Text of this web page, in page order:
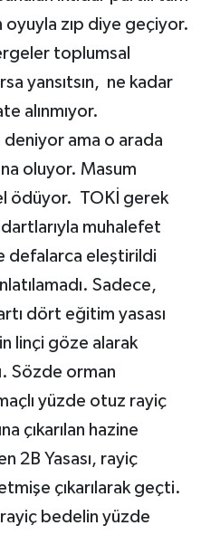
zıp diye geçiyor.
toplumsal
yansıtsın, ne kadar
alınmıyor.
ama o arada
oluyor. Masum
ödüyor. TOKİ gerek
muhalefet
defalarca eleştirildi
Sadece,
dört eğitim yasası
linçi göze alarak
Sözde orman
yüzde otuz rayiç
çıkarılan hazine
2B Yasası, rayiç
çıkarılarak geçti.
bedelin yüzde